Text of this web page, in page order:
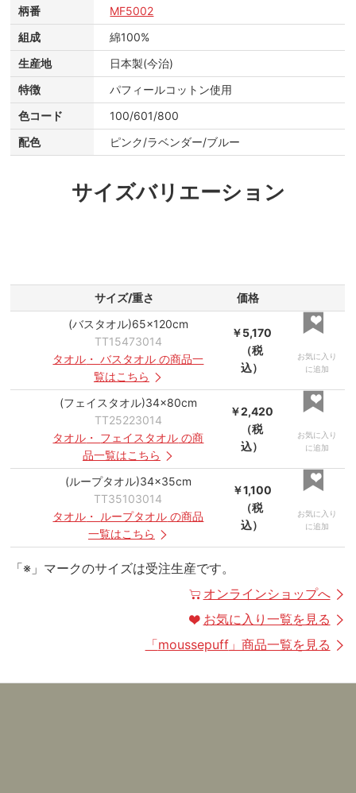
柄番
MF5002
組成
綿100%
生産地
日本製(今治)
特徴
パフィールコットン使用
色コード
100/601/800
配色
ピンク/ラベンダー/ブルー
サイズバリエーション
サイズ/重さ
価格
(バスタオル)65×120cm
TT15473014
タオル ・バスタオル の商品一
覧はこちら
￥5,170
（税
込）
お気に入り
に追加
(フェイスタオル)34×80cm
TT25223014
タオル ・ フェイスタオル の商
品一覧はこちら
￥2,420
（税
込）
お気に入り
に追加
(ループタオル)34×35cm
TT35103014
タオル ・ ループタオル の商品
一覧はこちら
￥1,100
（税
込）
お気に入り
に追加
「※」マークのサイズは受注生産です。
オンラインショップへ
お気に入り一覧を見る
「moussepuff」商品一覧を見る